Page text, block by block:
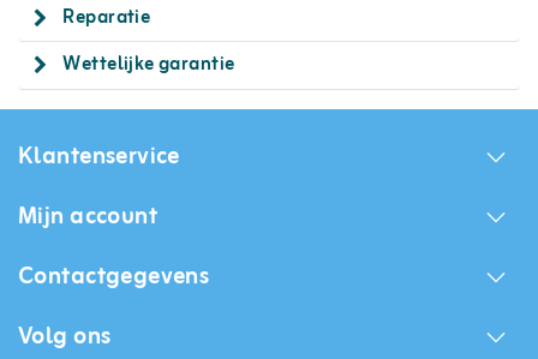
Reparatie
Wettelijke garantie
Klantenservice
Mijn account
Contactgegevens
Volg ons